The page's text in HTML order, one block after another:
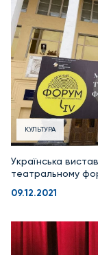
КУЛЬТУРА
Українська
театральному
09.12.2021